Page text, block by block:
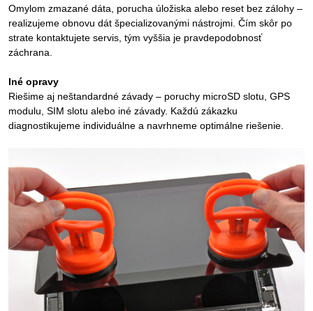
Omylom zmazané dáta, porucha úložiska alebo reset bez zálohy –
realizujeme obnovu dát špecializovanými nástrojmi. Čím skôr po
strate kontaktujete servis, tým vyššia je pravdepodobnosť
záchrana.
Iné opravy
Riešime aj neštandardné závady – poruchy microSD slotu, GPS
modulu, SIM slotu alebo iné závady. Každú zákazku
diagnostikujeme individuálne a navrhneme optimálne riešenie.